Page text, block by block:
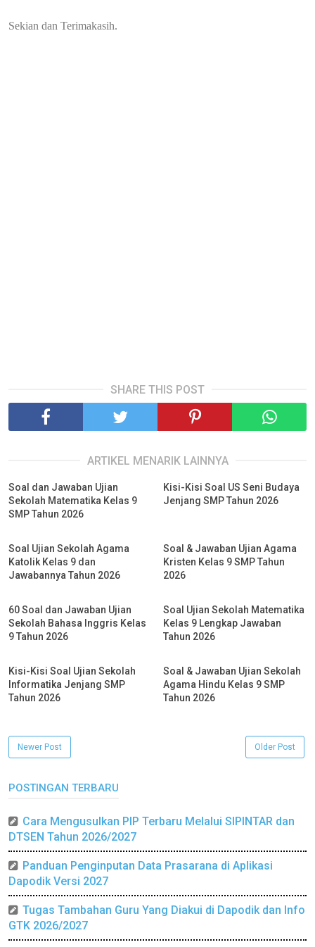
Sekian dan Terimakasih.
SHARE THIS POST
ARTIKEL MENARIK LAINNYA
Soal dan Jawaban Ujian
Sekolah Matematika Kelas 9
SMP Tahun 2026
Kisi-Kisi Soal US Seni Budaya
Jenjang SMP Tahun 2026
Soal Ujian Sekolah Agama
Katolik Kelas 9 dan
Jawabannya Tahun 2026
Soal & Jawaban Ujian Agama
Kristen Kelas 9 SMP Tahun
2026
60 Soal dan Jawaban Ujian
Sekolah Bahasa Inggris Kelas
9 Tahun 2026
Soal Ujian Sekolah Matematika
Kelas 9 Lengkap Jawaban
Tahun 2026
Kisi-Kisi Soal Ujian Sekolah
Informatika Jenjang SMP
Tahun 2026
Soal & Jawaban Ujian Sekolah
Agama Hindu Kelas 9 SMP
Tahun 2026
Newer Post Older Post
POSTINGAN TERBARU
Cara Mengusulkan PIP Terbaru Melalui SIPINTAR dan
DTSEN Tahun 2026/2027
Panduan Penginputan Data Prasarana di Aplikasi
Dapodik Versi 2027
Tugas Tambahan Guru Yang Diakui di Dapodik dan Info
GTK 2026/2027